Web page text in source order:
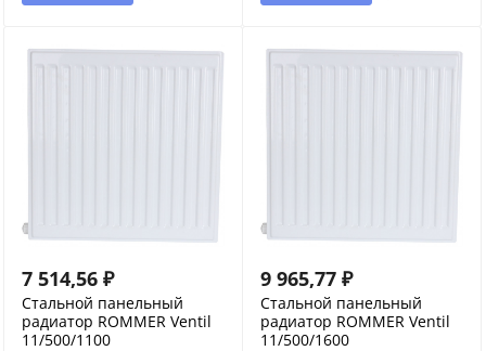
7 514,56 ₽
Стальной панельный
радиатор ROMMER Ventil
11/500/1100
9 965,77 ₽
Стальной панельный
радиатор ROMMER Ventil
11/500/1600